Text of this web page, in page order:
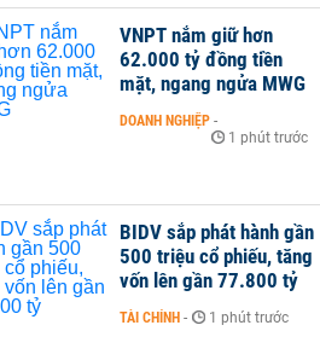
VNPT nắm giữ hơn
62.000 tỷ đồng tiền
mặt, ngang ngửa MWG
DOANH NGHIỆP -
1 phút trước
BIDV sắp phát hành gần
500 triệu cổ phiếu, tăng
vốn lên gần 77.800 tỷ
TÀI CHÍNH - 1 phút trước